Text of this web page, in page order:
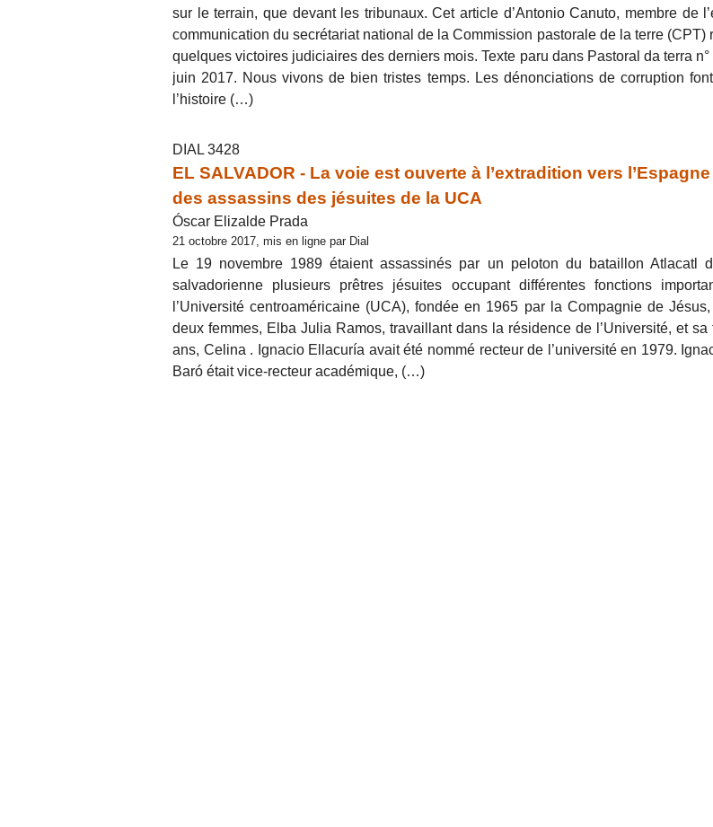
sur le terrain, que devant les tribunaux. Cet article d’Antonio Canuto, membre de
communication du secrétariat national de la Commission pastorale de la terre (CPT)
quelques victoires judiciaires des derniers mois. Texte paru dans Pastoral da terra
juin 2017. Nous vivons de bien tristes temps. Les dénonciations de corruption
l’histoire (…)
DIAL 3428
EL SALVADOR - La voie est ouverte à l’extradition vers l’Espagne
des assassins des jésuites de la UCA
Óscar Elizalde Prada
21 octobre 2017, mis en ligne par Dial
Le 19 novembre 1989 étaient assassinés par un peloton du bataillon Atlacatl
salvadorienne plusieurs prêtres jésuites occupant différentes fonctions
l’Université centroaméricaine (UCA), fondée en 1965 par la Compagnie de
deux femmes, Elba Julia Ramos, travaillant dans la résidence de l’Université, et
ans, Celina . Ignacio Ellacuría avait été nommé recteur de l’université en 1979.
Baró était vice-recteur académique, (…)